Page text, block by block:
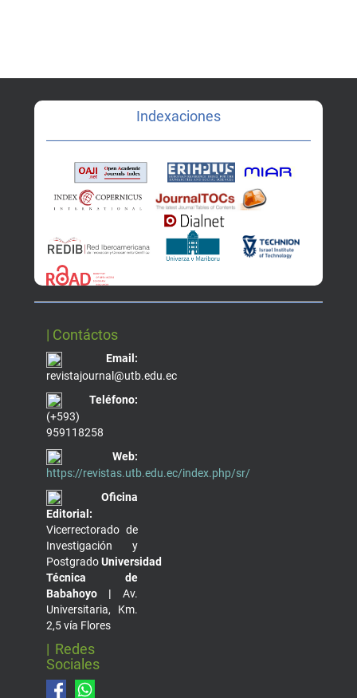
Indexaciones
| Contáctos
Email:
revistajournal@utb.edu.ec
Teléfono:
(+593)
959118258
Web:
https://revistas.utb.edu.ec/index.php/sr/
Oficina
Editorial:
Vicerrectorado de
Investigación y
PostgradoUniversidad
Técnica de
Babahoyo | Av.
Universitaria, Km.
2,5 vía Flores
| Redes
Sociales